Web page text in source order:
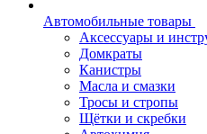
Автомобильные товары
Аксессуары и
Домкраты
Канистры
Масла и смазки
Тросы и стропы
Щётки и скребки